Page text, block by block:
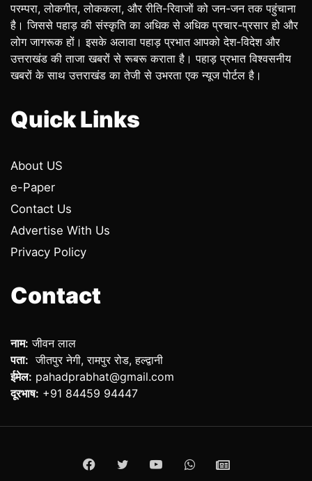
परम्परा, लोकगीत, लोककला, और रीति-रिवाजों को जन-जन तक पहुंचाना
है। जिससे पहाड़ की संस्कृति का अधिक से अधिक प्रचार-प्रसार हो और
लोग जागरूक हों। इसके अलावा पहाड़ प्रभात आपको देश-विदेश और
उत्तराखंड की ताजा खबरों से रूबरू कराता है। पहाड़ प्रभात विश्वसनीय
खबरों के साथ उत्तराखंड का तेजी से उभरता एक न्यूज पोर्टल है।
Quick Links
About US
e-Paper
Contact Us
Advertise With Us
Privacy Policy
Contact
नाम: जीवन लाल
पता: जीतपुर नेगी, रामपुर रोड, हल्द्वानी
ईमेल: pahadprabhat@gmail.com
दूरभाष: +91 84459 94447
Facebook
TwitterYouTubeWhatsApp
ePaper